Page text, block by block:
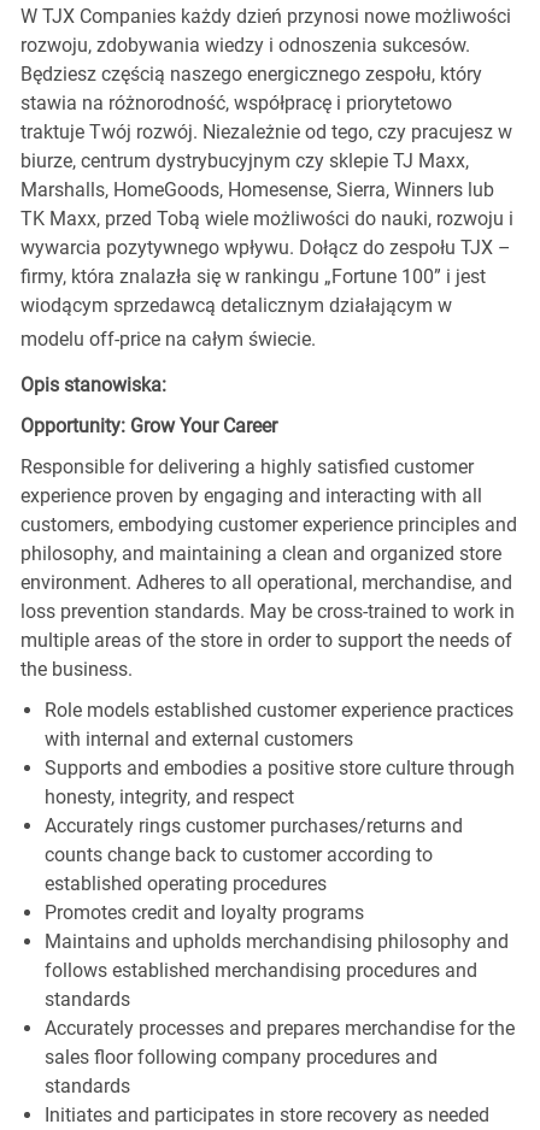
W TJX Companies każdy dzień przynosi nowe możliwości
rozwoju, zdobywania wiedzy i odnoszenia sukcesów.
Będziesz częścią naszego energicznego zespołu, który
stawia na różnorodność, współpracę i priorytetowo
traktuje Twój rozwój. Niezależnie od tego, czy pracujesz w
biurze, centrum dystrybucyjnym czy sklepie TJ Maxx,
Marshalls, HomeGoods, Homesense, Sierra, Winners lub
TK Maxx, przed Tobą wiele możliwości do nauki, rozwoju i
wywarcia pozytywnego wpływu. Dołącz do zespołu TJX –
firmy, która znalazła się w rankingu „Fortune 100” i jest
wiodącym sprzedawcą detalicznym działającym w
modelu off-price na całym świecie.
Opis stanowiska:
Opportunity: Grow Your Career
Responsible for delivering a highly satisfied customer
experience proven by engaging and interacting with all
customers, embodying customer experience principles and
philosophy, and maintaining a clean and organized store
environment. Adheres to all operational, merchandise, and
loss prevention standards. May be cross-trained to work in
multiple areas of the store in order to support the needs of
the business.
Role models established customer experience practices
with internal and external customers
Supports and embodies a positive store culture through
honesty, integrity, and respect
Accurately rings customer purchases/returns and
counts change back to customer according to
established operating procedures
Promotes credit and loyalty programs
Maintains and upholds merchandising philosophy and
follows established merchandising procedures and
standards
Accurately processes and prepares merchandise for the
sales floor following company procedures and
standards
Initiates and participates in store recovery as needed